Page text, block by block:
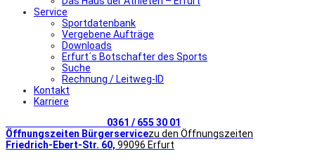
Service
Sportdatenbank
Vergebene Aufträge
Downloads
Erfurt´s Botschafter des Sports
Suche
Rechnung / Leitweg-ID
Kontakt
Karriere
0361 / 655 30 01
Öffnungszeiten Bürgerservicezu den Öffnungszeiten
Friedrich-Ebert-Str. 60, 99096 Erfurt